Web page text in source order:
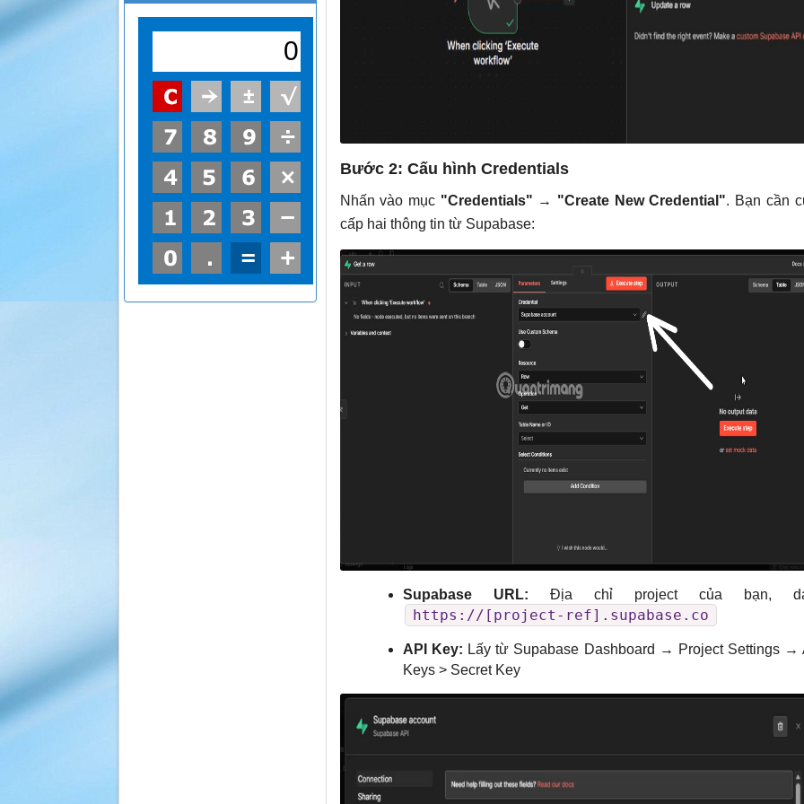
Bước 2: Cấu hình Credentials
Nhấn vào mục "Credentials" → "Create New Credential". Bạn cần
cấp hai thông tin từ Supabase:
Supabase URL: Địa chỉ project của bạn,
https://[project-ref].supabase.co
API Key: Lấy từ Supabase Dashboard → Project Settings →
Keys > Secret Key